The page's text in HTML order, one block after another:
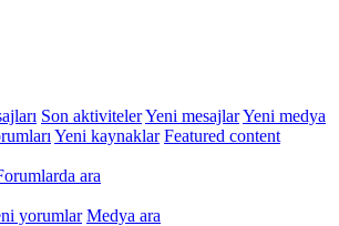
Son aktivitelerYeni mesajlarYeni medya
Yeni kaynaklar Featured content
ara
yorumlar Medya ara